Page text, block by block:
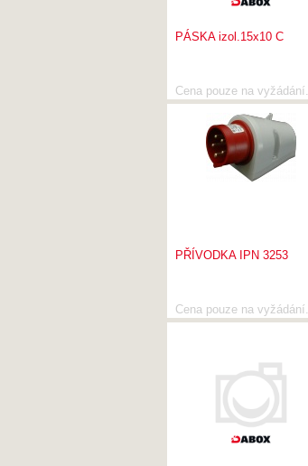
PÁSKA izol.15x10 C
Cena pouze na vyžádání.
PŘÍVODKA IPN 3253
Cena pouze na vyžádání.